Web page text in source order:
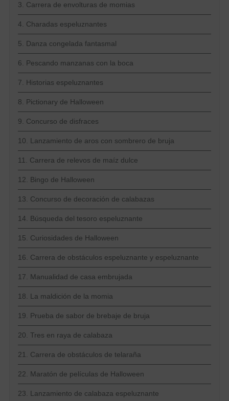
3. Carrera de envolturas de momias
4. Charadas espeluznantes
5. Danza congelada fantasmal
6. Pescando manzanas con la boca
7. Historias espeluznantes
8. Pictionary de Halloween
9. Concurso de disfraces
10. Lanzamiento de aros con sombrero de bruja
11. Carrera de relevos de maíz dulce
12. Bingo de Halloween
13. Concurso de decoración de calabazas
14. Búsqueda del tesoro espeluznante
15. Curiosidades de Halloween
16. Carrera de obstáculos espeluznante y espeluznante
17. Manualidad de casa embrujada
18. La maldición de la momia
19. Prueba de sabor de brebaje de bruja
20. Tres en raya de calabaza
21. Carrera de obstáculos de telaraña
22. Maratón de películas de Halloween
23. Lanzamiento de calabaza espeluznante